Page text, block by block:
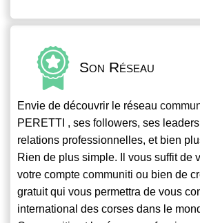
Son Réseau
Envie de découvrir le réseau
PERETTI , ses followers, ses
relations professionnelles, et bien
Rien de plus simple. Il vous suffit de
votre compte communiti ou bien de
gratuit qui vous permettra de vous
international des corses dans le